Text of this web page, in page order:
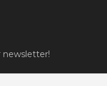
newsletter!